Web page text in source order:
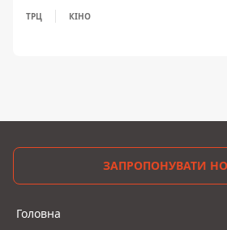
ТРЦ КІНО
ЗАПРОПОНУВАТИ
Головна